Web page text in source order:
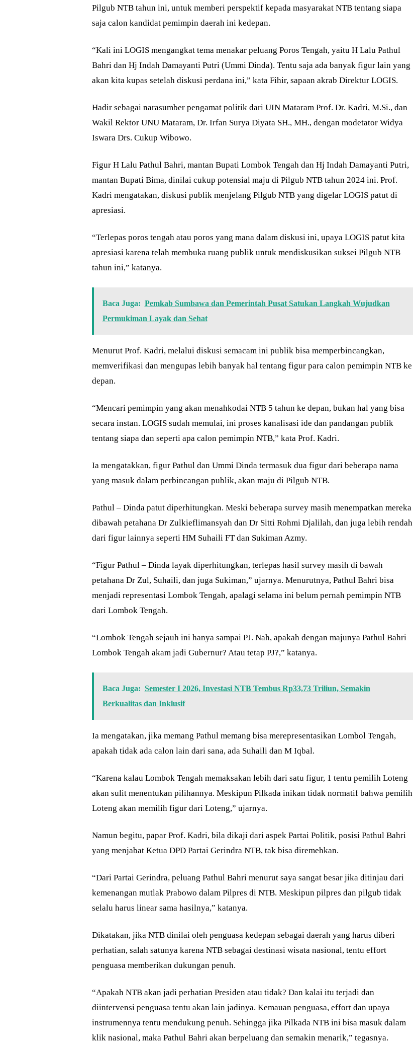
Pilgub NTB tahun ini, untuk memberi perspektif kepada masyarakat NTB tentang siapa
saja calon kandidat pemimpin daerah ini kedepan.
“Kali ini LOGIS mengangkat tema menakar peluang Poros Tengah, yaitu H Lalu Pathul
Bahri dan Hj Indah Damayanti Putri (Ummi Dinda). Tentu saja ada banyak figur lain yang
akan kita kupas setelah diskusi perdana ini,” kata Fihir, sapaan akrab Direktur LOGIS.
Hadir sebagai narasumber pengamat politik dari UIN Mataram Prof. Dr. Kadri, M.Si., dan
Wakil Rektor UNU Mataram, Dr. Irfan Surya Diyata SH., MH., dengan modetator Widya
Iswara Drs. Cukup Wibowo.
Figur H Lalu Pathul Bahri, mantan Bupati Lombok Tengah dan Hj Indah Damayanti Putri,
mantan Bupati Bima, dinilai cukup potensial maju di Pilgub NTB tahun 2024 ini. Prof.
Kadri mengatakan, diskusi publik menjelang Pilgub NTB yang digelar LOGIS patut di
apresiasi.
“Terlepas poros tengah atau poros yang mana dalam diskusi ini, upaya LOGIS patut kita
apresiasi karena telah membuka ruang publik untuk mendiskusikan suksei Pilgub NTB
tahun ini,” katanya.
Baca Juga: Pemkab Sumbawa dan Pemerintah Pusat Satukan Langkah Wujudkan
Permukiman Layak dan Sehat
Menurut Prof. Kadri, melalui diskusi semacam ini publik bisa memperbincangkan,
memverifikasi dan mengupas lebih banyak hal tentang figur para calon pemimpin NTB ke
depan.
“Mencari pemimpin yang akan menahkodai NTB 5 tahun ke depan, bukan hal yang bisa
secara instan. LOGIS sudah memulai, ini proses kanalisasi ide dan pandangan publik
tentang siapa dan seperti apa calon pemimpin NTB,” kata Prof. Kadri.
Ia mengatakkan, figur Pathul dan Ummi Dinda termasuk dua figur dari beberapa nama
yang masuk dalam perbincangan publik, akan maju di Pilgub NTB.
Pathul – Dinda patut diperhitungkan. Meski beberapa survey masih menempatkan mereka
dibawah petahana Dr Zulkieflimansyah dan Dr Sitti Rohmi Djalilah, dan juga lebih rendah
dari figur lainnya seperti HM Suhaili FT dan Sukiman Azmy.
“Figur Pathul – Dinda layak diperhitungkan, terlepas hasil survey masih di bawah
petahana Dr Zul, Suhaili, dan juga Sukiman,” ujarnya. Menurutnya, Pathul Bahri bisa
menjadi representasi Lombok Tengah, apalagi selama ini belum pernah pemimpin NTB
dari Lombok Tengah.
“Lombok Tengah sejauh ini hanya sampai PJ. Nah, apakah dengan majunya Pathul Bahri
Lombok Tengah akam jadi Gubernur? Atau tetap PJ?,” katanya.
Baca Juga: Semester I 2026, Investasi NTB Tembus Rp33,73 Triliun, Semakin
Berkualitas dan Inklusif
Ia mengatakan, jika memang Pathul memang bisa merepresentasikan Lombol Tengah,
apakah tidak ada calon lain dari sana, ada Suhaili dan M Iqbal.
“Karena kalau Lombok Tengah memaksakan lebih dari satu figur, 1 tentu pemilih Loteng
akan sulit menentukan pilihannya. Meskipun Pilkada inikan tidak normatif bahwa pemilih
Loteng akan memilih figur dari Loteng,” ujarnya.
Namun begitu, papar Prof. Kadri, bila dikaji dari aspek Partai Politik, posisi Pathul Bahri
yang menjabat Ketua DPD Partai Gerindra NTB, tak bisa diremehkan.
“Dari Partai Gerindra, peluang Pathul Bahri menurut saya sangat besar jika ditinjau dari
kemenangan mutlak Prabowo dalam Pilpres di NTB. Meskipun pilpres dan pilgub tidak
selalu harus linear sama hasilnya,” katanya.
Dikatakan, jika NTB dinilai oleh penguasa kedepan sebagai daerah yang harus diberi
perhatian, salah satunya karena NTB sebagai destinasi wisata nasional, tentu effort
penguasa memberikan dukungan penuh.
“Apakah NTB akan jadi perhatian Presiden atau tidak? Dan kalai itu terjadi dan
diintervensi penguasa tentu akan lain jadinya. Kemauan penguasa, effort dan upaya
instrumennya tentu mendukung penuh. Sehingga jika Pilkada NTB ini bisa masuk dalam
klik nasional, maka Pathul Bahri akan berpeluang dan semakin menarik,” tegasnya.